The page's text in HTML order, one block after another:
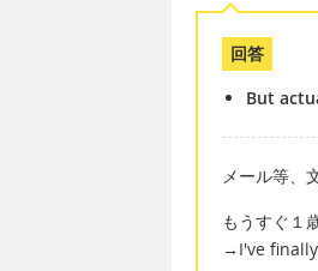
回答
But
メール等、
もうすぐ１
→I've